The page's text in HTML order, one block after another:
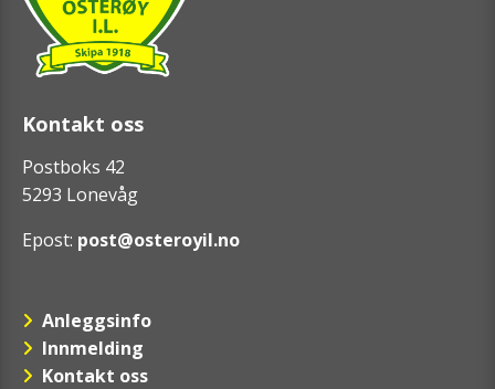
Kontakt oss
Postboks 42
5293 Lonevåg
Epost: post@osteroyil.no
Anleggsinfo
Innmelding
Kontakt oss